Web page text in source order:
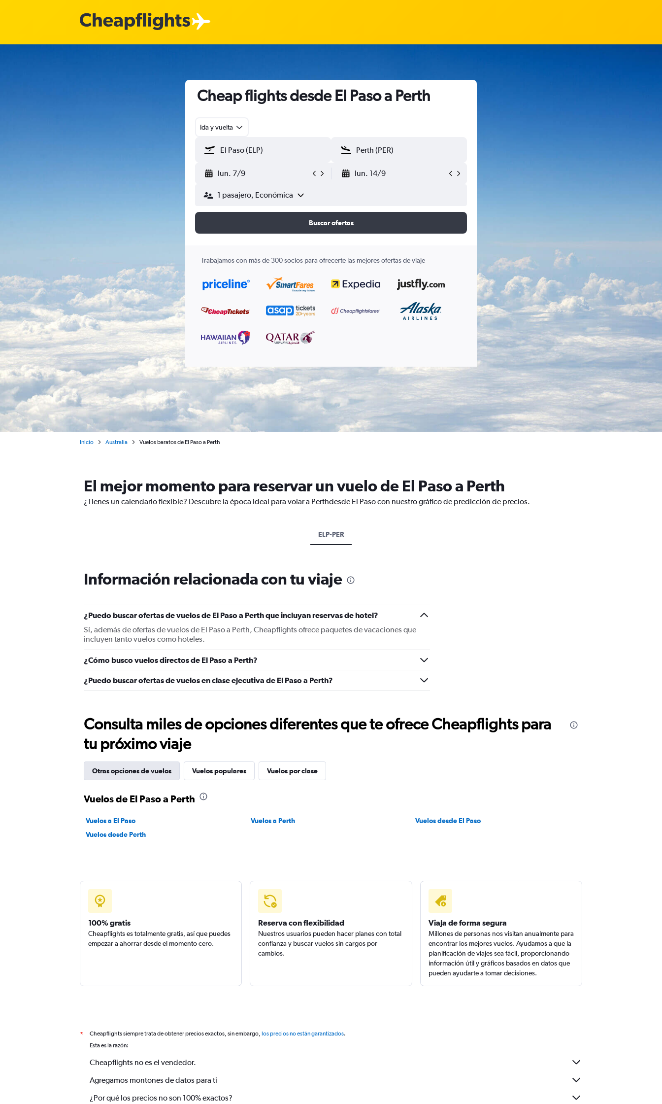
Cheap flights desde El Paso a Perth
Ida y vuelta
lun. 7/9 lun. 14/9
1 pasajero, Económica
Buscar ofertas
Trabajamos con más de 300 socios para ofrecerte las mejores ofertas de viaje
Inicio Australia Vuelos baratos de El Paso a Perth
El mejor momento para reservar un vuelo de El Paso a Perth
¿Tienes un calendario flexible? Descubre la época ideal para volar a Perthdesde El Paso con nuestro gráfico de predicción de precios.
ELP-PER
Información relacionada con tu viaje
¿Puedo buscar ofertas de vuelos de El Paso a Perth que incluyan reservas de hotel?
Sí, además de ofertas de vuelos de El Paso a Perth, Cheapflights ofrece paquetes de vacaciones que
incluyen tanto vuelos como hoteles.
¿Cómo busco vuelos directos de El Paso a Perth?
¿Puedo buscar ofertas de vuelos en clase ejecutiva de El Paso a Perth?
Consulta miles de opciones diferentes que te ofrece Cheapflights para
tu próximo viaje
Otras opciones de vuelos Vuelos populares Vuelos por clase
Vuelos de El Paso a Perth
Vuelos a El Paso Vuelos a Perth
Vuelos desde El Paso
Vuelos desde Perth
100% gratis
Cheapflights es totalmente gratis, así que puedes
empezar a ahorrar desde el momento cero.
Reserva con flexibilidad
Nuestros usuarios pueden hacer planes con total
confianza y buscar vuelos sin cargos por
cambios.
Viaja de forma segura
Millones de personas nos visitan anualmente para
encontrar los mejores vuelos. Ayudamos a que la
planificación de viajes sea fácil, proporcionando
información útil y gráficos basados en datos que
pueden ayudarte a tomar decisiones.
* Cheapflights siempre trata de obtener precios exactos, sin embargo, los precios no están garantizados.
Esta es la razón:
Cheapflights no es el vendedor.
Agregamos montones de datos para ti
¿Por qué los precios no son 100% exactos?